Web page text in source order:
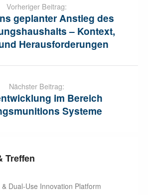
Vorheriger Beitrag:
geplanter Anstieg des
– Kontext,
Herausforderungen
Nächster Beitrag:
im Bereich
Systeme
Treffen
Dual-Use Innovation Platform